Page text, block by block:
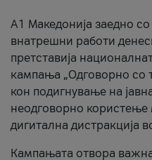
A1 Македонија заедно
внатрешни работи
претставија
кампања „Одговорно со
кон подигнување на
неодговорно
дигитална дистракција
Кампањата отвора